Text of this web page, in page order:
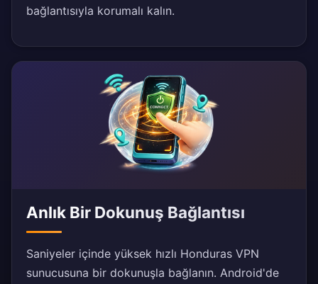
bağlantısıyla korumalı kalın.
Anlık Bir Dokunuş Bağlantısı
Saniyeler içinde yüksek hızlı Honduras VPN
sunucusuna bir dokunuşla bağlanın. Android'de